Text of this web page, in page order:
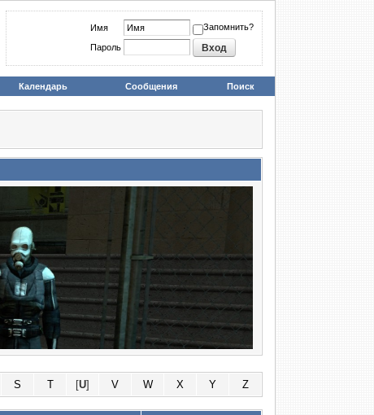
Имя Запомнить?
Пароль
Календарь Сообщения Поиск
S T [U] V W X Y Z